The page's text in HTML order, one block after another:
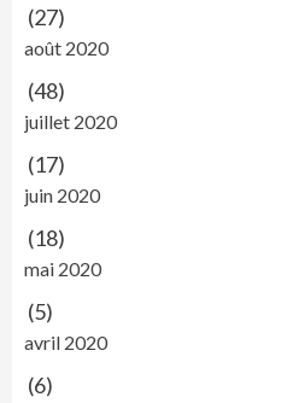
(27)
août 2020
(48)
juillet 2020
(17)
juin 2020
(18)
mai 2020
(5)
avril 2020
(6)